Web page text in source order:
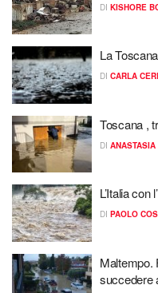
DI KISHORE
La
DI CARLA
Toscana ,
DI
L’Italia con
DI PAOLO
Maltempo.
succedere